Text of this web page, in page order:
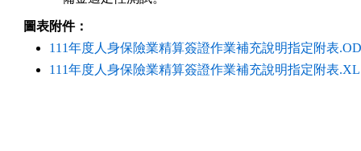
圖表附件：
111年度人身保險業精算簽證作業補充說明指定附表
111年度人身保險業精算簽證作業補充說明指定附表